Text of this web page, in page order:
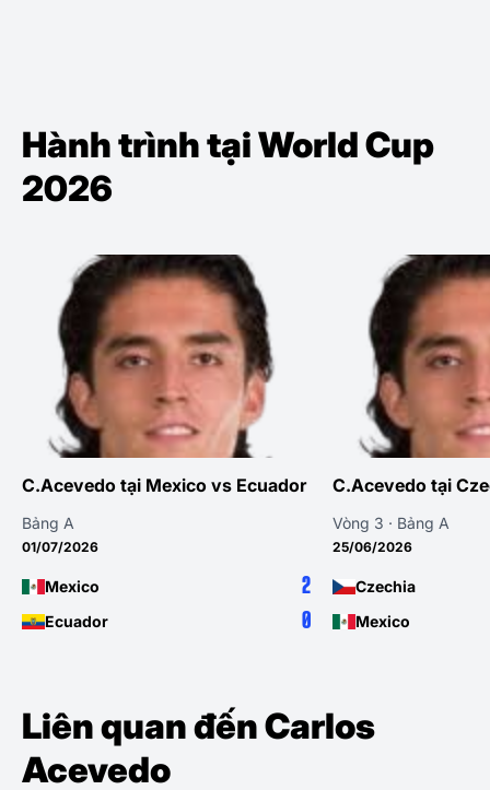
Hành trình tại World Cup
2026
C.Acevedo tại Mexico vs Ecuador
Bảng A
01/07/2026
Mexico 2
Ecuador 0
C.Acevedo tại
Vòng 3 · Bảng A
25/06/2026
Czechia
Mexico
Liên quan đến Carlos
Acevedo